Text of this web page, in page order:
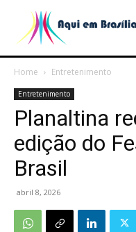
Home Entretenimento
Entretenimento
Planaltina
edição do
Brasil
abril 8, 2026